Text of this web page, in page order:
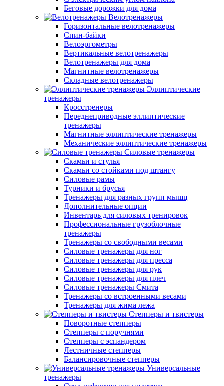
Беговые дорожки для дома
Велотренажеры
Горизонтальные велотренажеры
Спин-байки
Велоэргометры
Вертикальные велотренажеры
Велотренажеры для дома
Магнитные велотренажеры
Складные велотренажеры
Эллиптические
тренажеры
Кросстренеры
Переднеприводные эллиптические
тренажеры
Магнитные эллиптические тренажеры
Механические эллиптические тренажеры
Силовые тренажеры
Скамьи и стулья
Скамьи со стойками под штангу
Силовые рамы
Турники и брусья
Тренажеры для разных групп мышц
Дополнительные опции
Инвентарь для силовых тренировок
Профессиональные грузоблочные
тренажеры
Тренажеры со свободными весами
Силовые тренажеры для ног
Силовые тренажеры для пресса
Силовые тренажеры для рук
Силовые тренажеры для плеч
Силовые тренажеры Смита
Тренажеры со встроенными весами
Тренажеры для жима лежа
Степперы и твистеры
Поворотные степперы
Степперы с поручнями
Степперы с эспандером
Лестничные степперы
Балансировочные степперы
Универсальные
тренажеры